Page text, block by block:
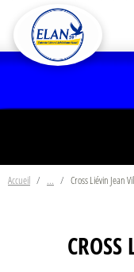
Accueil Cross Liévin Jean
Panneau de gestion des cookies